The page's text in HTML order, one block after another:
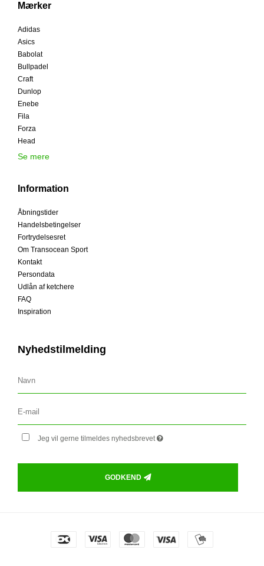
Mærker
Adidas
Asics
Babolat
Bullpadel
Craft
Dunlop
Enebe
Fila
Forza
Head
Se mere
Information
Åbningstider
Handelsbetingelser
Fortrydelsesret
Om Transocean Sport
Kontakt
Persondata
Udlån af ketchere
FAQ
Inspiration
Nyhedstilmelding
Jeg vil gerne tilmeldes nyhedsbrevet
GODKEND